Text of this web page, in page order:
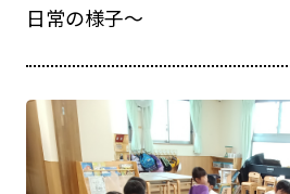
日常の様子～